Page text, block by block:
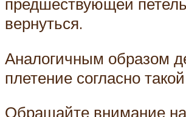
вернуться.
Аналогичным образом
плетение согласно
Обращайте внимание